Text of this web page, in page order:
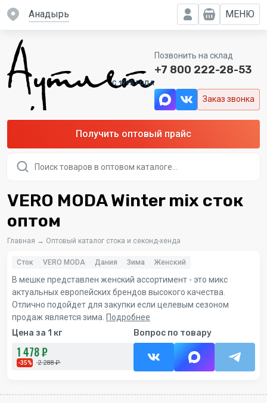
Анадырь МЕНЮ
C 1995 ГОДА
Позвонить на склад
+7 800 222-28-53
Заказ звонка
Получить оптовый прайс
товаров
VERO MODA Winter mix сток
оптом
Главная → Оптовый каталог стока и секонд-хенда
Сток VERO MODA Дания Зима Женский
В мешке представлен женский ассортимент - это микс
актуальных европейских брендов высокого качества.
Отлично подойдет для закупки если целевым сезоном
продаж является зима. Подробнее
Цена за 1 кг
1 478 ₽
-35% 2 288 ₽
Вопрос по товару